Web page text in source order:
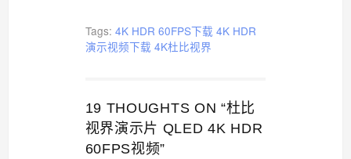
Tags: 4K HDR 60FPS下载 4K HDR
演示视频下载 4K杜比视界
19 THOUGHTS ON “杜比
视界演示片 QLED 4K HDR
60FPS视频”